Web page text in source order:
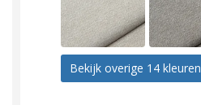
Bekijk overige 14 kleuren